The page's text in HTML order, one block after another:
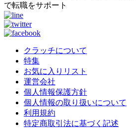
で転職をサポート
クラッチについて
特集
お気に入りリスト
運営会社
個人情報保護方針
個人情報の取り扱いについて
利用規約
特定商取引法に基づく記述